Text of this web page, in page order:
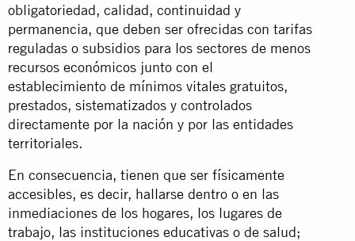
obligatoriedad, calidad, continuidad y
permanencia, que deben ser ofrecidas con tarifas
reguladas o subsidios para los sectores de menos
recursos económicos junto con el
establecimiento de mínimos vitales gratuitos,
prestados, sistematizados y controlados
directamente por la nación y por las entidades
territoriales.
En consecuencia, tienen que ser físicamente
accesibles, es decir, hallarse dentro o en las
inmediaciones de los hogares, los lugares de
trabajo, las instituciones educativas o de salud;